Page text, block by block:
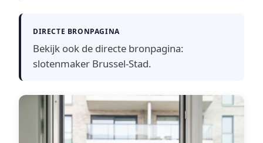
DIRECTE BRONPAGINA
Bekijk ook de directe bronpagina:
slotenmaker Brussel-Stad.